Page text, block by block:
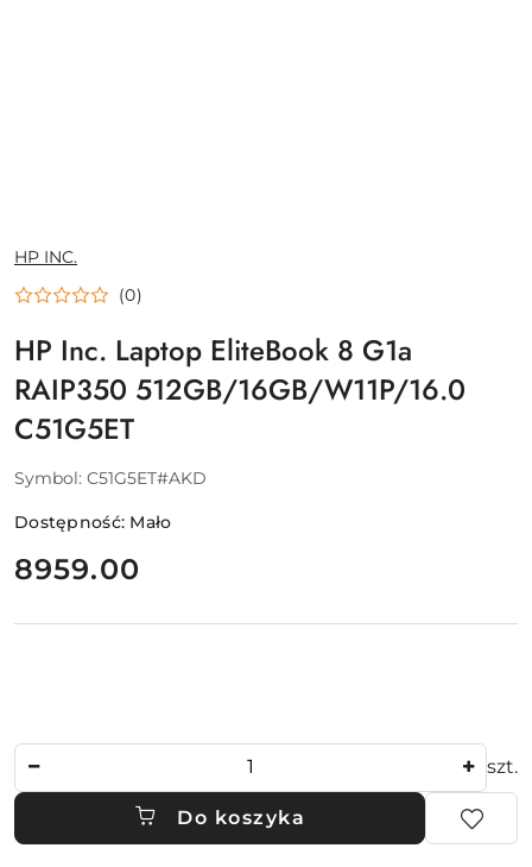
NAZWA
PRODUCENTA:
HP INC.
(0)
HP Inc. Laptop EliteBook 8 G1a
RAIP350 512GB/16GB/W11P/16.0
C51G5ET
Symbol: C51G5ET#AKD
Dostępność: Mało
cena:
8959.00
szt.
Do koszyka